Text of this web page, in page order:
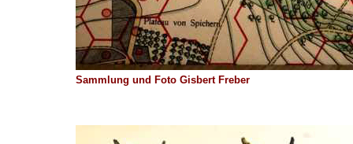
Sammlung und Foto Gisbert Freber